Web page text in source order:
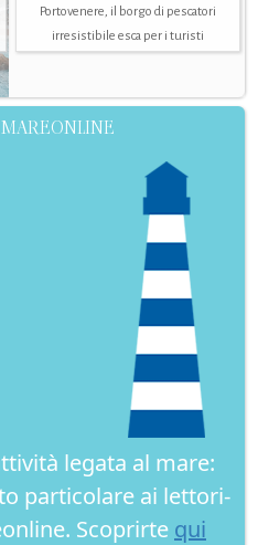
Portovenere, il borgo di pescatori
irresistibile esca per i turisti
legata al mare:
particolare ai lettori-
Scoprirte qui